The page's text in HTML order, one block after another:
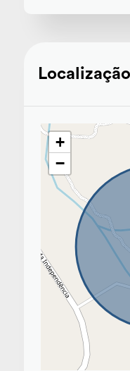
Localização
+
−